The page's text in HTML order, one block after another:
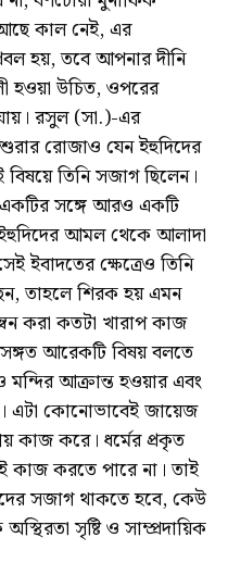
কাল নেই, এর
হয়, তবে আপনার দীনি
হওয়া উচিত, ওপরের
রসুল (সা.)-এর
রোজাও যেন ইহুদিদের
তিনি সজাগ ছিলেন।
একটির সঙ্গে আরও একটি
আমল থেকে আলাদা
ইবাদতের ক্ষেত্রেও তিনি
তাহলে শিরক হয় এমন
করা কতটা খারাপ কাজ
আরেকটি বিষয় বলতে
আক্রান্ত হওয়ার এবং
এটা কোনোভাবেই জায়েজ
কাজ করে। ধর্মের প্রকৃত
কাজ করতে পারে না। তাই
সজাগ থাকতে হবে, কেউ
সৃষ্টি ও সাম্প্রদায়িক